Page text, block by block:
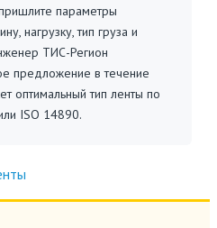
параметры
нагрузку, тип груза и
ТИС-Регион
предложение в течение
оптимальный тип ленты по
ISO 14890.